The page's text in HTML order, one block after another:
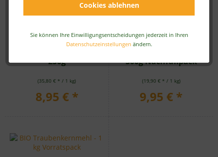
Cookies ablehnen
Sie können Ihre Einwilligungsentscheidungen jederzeit in Ihren
Datenschutzeinstellungen ändern.
250g
(35,80 € * / 1 kg)
8,95 € *
500g Nachfüllpack
(19,90 € * / 1 kg)
9,95 € *